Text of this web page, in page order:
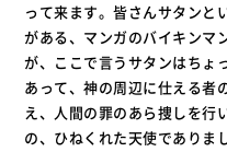
って来ます。皆さんサタンと
がある、マンガのバイキンマ
が、ここで言うサタンはちょ
あって、神の周辺に仕える者
え、人間の罪のあら捜しを行
の、ひねくれた天使でありま